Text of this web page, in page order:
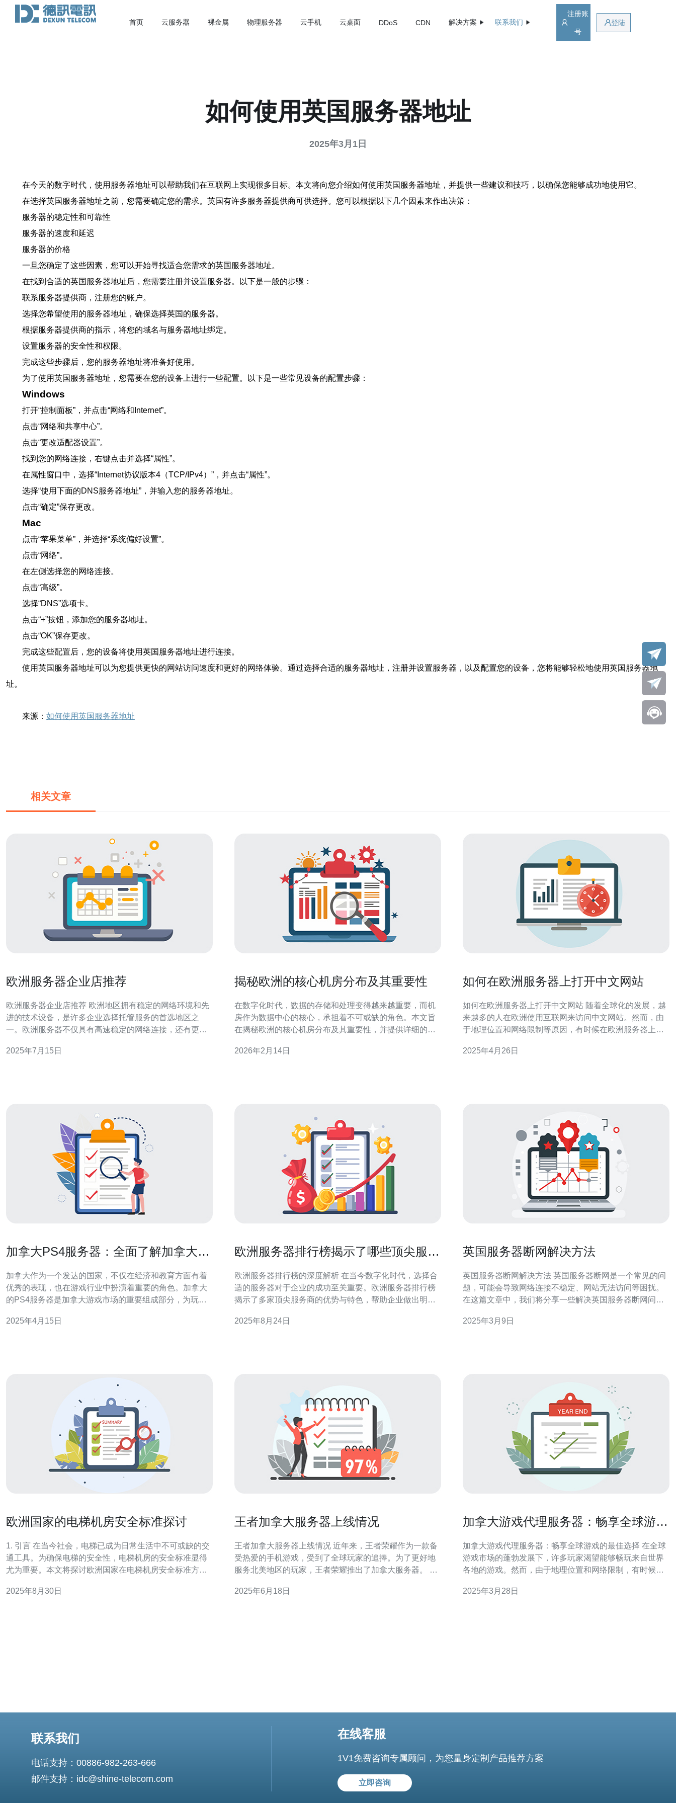
首页 云服务器 裸金属 物理服务器 云手机 云桌面 DDoS CDN 解决方案 联系我们
注册账
号
登陆
如何使用英国服务器地址
2025年3月1日
在今天的数字时代，使用服务器地址可以帮助我们在互联网上实现很多目标。本文将向您介绍如何使用英国服务器地址，并提供一些建议和技巧，以确保您能够成功地使用它。
在选择英国服务器地址之前，您需要确定您的需求。英国有许多服务器提供商可供选择。您可以根据以下几个因素来作出决策：
服务器的稳定性和可靠性
服务器的速度和延迟
服务器的价格
一旦您确定了这些因素，您可以开始寻找适合您需求的英国服务器地址。
在找到合适的英国服务器地址后，您需要注册并设置服务器。以下是一般的步骤：
联系服务器提供商，注册您的账户。
选择您希望使用的服务器地址，确保选择英国的服务器。
根据服务器提供商的指示，将您的域名与服务器地址绑定。
设置服务器的安全性和权限。
完成这些步骤后，您的服务器地址将准备好使用。
为了使用英国服务器地址，您需要在您的设备上进行一些配置。以下是一些常见设备的配置步骤：
Windows
打开“控制面板”，并点击“网络和Internet”。
点击“网络和共享中心”。
点击“更改适配器设置”。
找到您的网络连接，右键点击并选择“属性”。
在属性窗口中，选择“Internet协议版本4（TCP/IPv4）”，并点击“属性”。
选择“使用下面的DNS服务器地址”，并输入您的服务器地址。
点击“确定”保存更改。
Mac
点击“苹果菜单”，并选择“系统偏好设置”。
点击“网络”。
在左侧选择您的网络连接。
点击“高级”。
选择“DNS”选项卡。
点击“+”按钮，添加您的服务器地址。
点击“OK”保存更改。
完成这些配置后，您的设备将使用英国服务器地址进行连接。
使用英国服务器地址可以为您提供更快的网站访问速度和更好的网络体验。通过选择合适的服务器地址，注册并设置服务器，以及配置您的设备，您将能够轻松地使用英国服务器地
址。
来源： 如何使用英国服务器地址
相关文章
欧洲服务器企业店推荐
欧洲服务器企业店推荐 欧洲地区拥有稳定的网络环境和先
进的技术设备，是许多企业选择托管服务的首选地区之
一。欧洲服务器不仅具有高速稳定的网络连接，还有更加
在欧洲地区备受推崇的服务器企业店： 1. OVH OVH是欧
2025年7月15日
揭秘欧洲的核心机房分布及其重要性
在数字化时代，数据的存储和处理变得越来越重要，而机
房作为数据中心的核心，承担着不可或缺的角色。本文旨
在揭秘欧洲的核心机房分布及其重要性，并提供详细的操
响了数据的传输速度和安全性，还关系到整个行业的效率
2026年2月14日
如何在欧洲服务器上打开中文网站
如何在欧洲服务器上打开中文网站 随着全球化的发展，越
来越多的人在欧洲使用互联网来访问中文网站。然而，由
于地理位置和网络限制等原因，有时候在欧洲服务器上打
技巧，帮助您在欧洲服务器上顺利访问中文网站。 虚拟私
2025年4月26日
加拿大PS4服务器：全面了解加拿大的
加拿大作为一个发达的国家，不仅在经济和教育方面有着
优秀的表现，也在游戏行业中扮演着重要的角色。加拿大
的PS4服务器是加拿大游戏市场的重要组成部分，为玩家
置得天独厚。这使得加拿大的PS4服务器能够迅速连接到
2025年4月15日
欧洲服务器排行榜揭示了哪些顶尖服务
欧洲服务器排行榜的深度解析 在当今数字化时代，选择合
适的服务器对于企业的成功至关重要。欧洲服务器排行榜
揭示了多家顶尖服务商的优势与特色，帮助企业做出明智
性：在排行榜中，许多服务商强调了其数据中心的安全性
2025年8月24日
英国服务器断网解决方法
英国服务器断网解决方法 英国服务器断网是一个常见的问
题，可能会导致网络连接不稳定、网站无法访问等困扰。
在这篇文章中，我们将分享一些解决英国服务器断网问题
启动您的路由器和调制解调器，以确保它们正常工作。同
2025年3月9日
欧洲国家的电梯机房安全标准探讨
1. 引言 在当今社会，电梯已成为日常生活中不可或缺的交
通工具。为确保电梯的安全性，电梯机房的安全标准显得
尤为重要。本文将探讨欧洲国家在电梯机房安全标准方面
容进行深入分析。 2. 欧洲电梯机房安全标准概述 电梯机房
2025年8月30日
王者加拿大服务器上线情况
王者加拿大服务器上线情况 近年来，王者荣耀作为一款备
受热爱的手机游戏，受到了全球玩家的追捧。为了更好地
服务北美地区的玩家，王者荣耀推出了加拿大服务器。 加
供更加流畅稳定的游戏体验。 加拿大服务器采用了先进的
2025年6月18日
加拿大游戏代理服务器：畅享全球游戏
加拿大游戏代理服务器：畅享全球游戏的最佳选择 在全球
游戏市场的蓬勃发展下，许多玩家渴望能够畅玩来自世界
各地的游戏。然而，由于地理位置和网络限制，有时候我
加拿大游戏代理服务器成为了畅享全球游戏的最佳选择。
2025年3月28日
联系我们
电话支持：00886-982-263-666
邮件支持：idc@shine-telecom.com
在线客服
1V1免费咨询专属顾问，为您量身定制产品推荐方案
立即咨询